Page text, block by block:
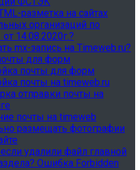
разметка на сайтах
организаций по
14.08.2020г.?
mx-запись на Timeweb.ru?
для форм
почты для форм
почты на timeweb.ru
отправки почты на
почты на timeweb
размещать фотографии
удалили файл главной
Ошибка Forbidden